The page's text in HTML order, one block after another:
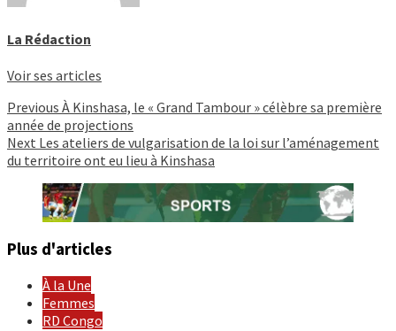
La Rédaction
Voir ses articles
Continue
Reading
Previous À Kinshasa, le « Grand Tambour » célèbre sa première
année de projections
Next Les ateliers de vulgarisation de la loi sur l’aménagement
du territoire ont eu lieu à Kinshasa
Plus d'articles
À la Une
Femmes
RD Congo